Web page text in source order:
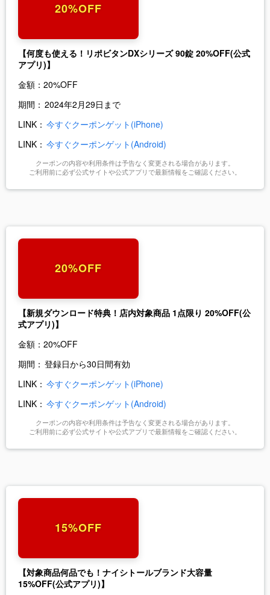
20%OFF
【何度も使える！リポビタンDXシリーズ 90錠 20%OFF(公式
アプリ)】
金額： 20%OFF
期間： 2024年2月29日まで
LINK： 今すぐクーポンゲット(iPhone)
LINK： 今すぐクーポンゲット(Android)
クーポンの内容や利用条件は予告なく変更される場合があります。
ご利用前に必ず公式サイトや公式アプリで最新情報をご確認ください。
20%OFF
【新規ダウンロード特典！店内対象商品 1点限り 20%OFF(公
式アプリ)】
金額： 20%OFF
期間： 登録日から30日間有効
LINK： 今すぐクーポンゲット(iPhone)
LINK： 今すぐクーポンゲット(Android)
クーポンの内容や利用条件は予告なく変更される場合があります。
ご利用前に必ず公式サイトや公式アプリで最新情報をご確認ください。
15%OFF
【対象商品何品でも！ナイシトールブランド大容量
15%OFF(公式アプリ)】